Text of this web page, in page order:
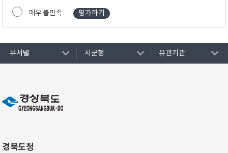
매우 불만족
부서별 시군청 유관기관
경북도청